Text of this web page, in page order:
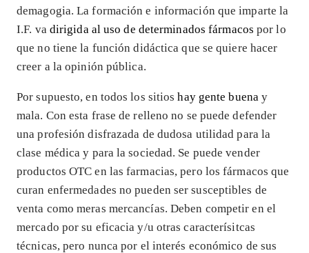
demagogia. La formación e información que imparte la
I.F. va dirigida al uso de determinados fármacospor lo
que no tiene la función didáctica que se quiere hacer
creer a la opinión pública.
Por supuesto, en todos los sitioshay gente buenay
mala. Con esta frase de relleno no se puede defender
una profesión disfrazada de dudosa utilidad para la
clase médica y para la sociedad. Se puede vender
productos OTC en las farmacias, pero los fármacos que
curan enfermedades no pueden ser susceptibles de
venta como meras mercancías. Deben competir en el
mercado por su eficacia y/u otras caracterísitcas
técnicas, pero nunca por el interés económico de sus